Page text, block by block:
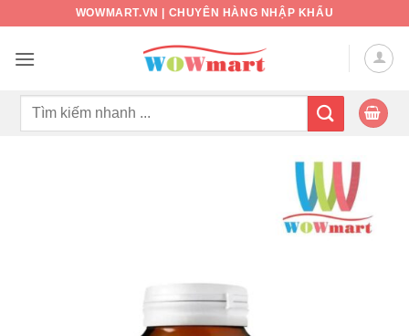
nội
WOWMART.VN | CHUYÊN HÀNG NHẬP KHẨU
Tìm